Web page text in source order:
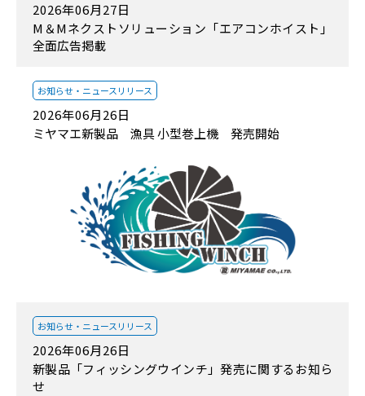
2026年06月27日
M＆Mネクストソリューション「エアコンホイスト」
全面広告掲載
2026年06月26日
お知らせ・ ニュースリリース
ミヤマエ新製品 漁具 小型巻上機 発売開始
2026年06月26日
お知らせ・ ニュースリリース
新製品「フィッシングウインチ」発売に関するお知ら
せ